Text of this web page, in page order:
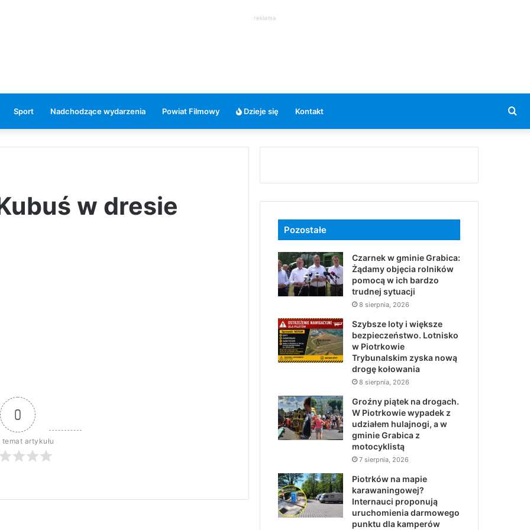
reklama
Sport Nadchodzące wydarzenia Powiat Filmowy Dzieje się Kontakt
w dresie
0
temat artykułu
Pozostałe
Czarnek w gminie Grabica:
Żądamy objęcia rolników
pomocą w ich bardzo
trudnej sytuacji
8 sierpnia, 2026
Szybsze loty i większe
bezpieczeństwo. Lotnisko
w Piotrkowie
Trybunalskim zyska nową
drogę kołowania
8 sierpnia, 2026
Groźny piątek na drogach.
W Piotrkowie wypadek z
udziałem hulajnogi, a w
gminie Grabica z
motocyklistą
7 sierpnia, 2026
Piotrków na mapie
karawaningowej?
Internauci proponują
uruchomienia darmowego
punktu dla kamperów